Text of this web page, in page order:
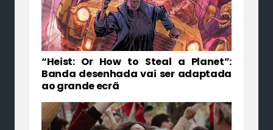
“Heist: Or How to Steal a Planet”:
Banda desenhada vai ser adaptada
ao grande ecrã